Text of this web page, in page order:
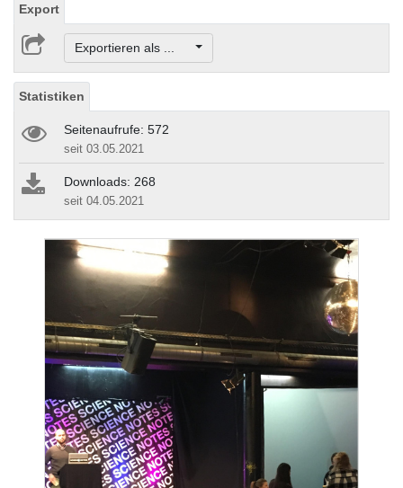
Export
Exportieren als ...
Statistiken
Seitenaufrufe: 572
seit 03.05.2021
Downloads: 268
seit 04.05.2021